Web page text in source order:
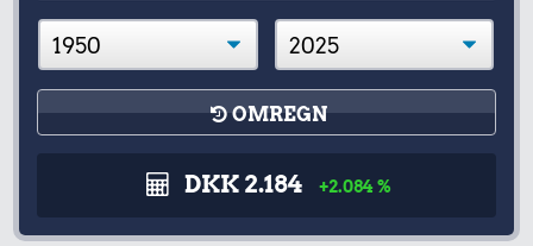
OMREGN
DKK 2.184 +2.084 %